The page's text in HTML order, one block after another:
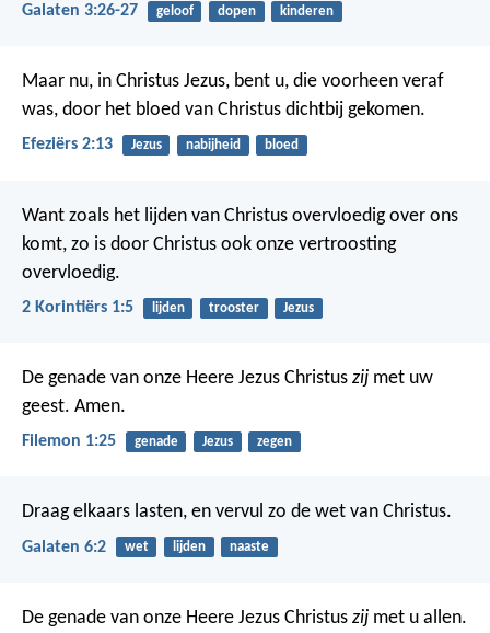
Galaten 3:26-27 geloof dopen kinderen
Maar nu, in Christus Jezus, bent u, die voorheen veraf
was, door het bloed van Christus dichtbij gekomen.
Efeziërs 2:13 Jezus nabijheid bloed
Want zoals het lijden van Christus overvloedig over ons
komt, zo is door Christus ook onze vertroosting
overvloedig.
2 Korintiërs 1:5 lijden trooster Jezus
De genade van onze Heere Jezus Christus zij met uw
geest. Amen.
Filemon 1:25 genade Jezus zegen
Draag elkaars lasten, en vervul zo de wet van Christus.
Galaten 6:2 wet lijden naaste
De genade van onze Heere Jezus Christus zij met u allen.